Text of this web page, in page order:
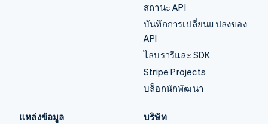
สถานะ API
บันทึกการเปลี่ยนแปลงของ
API
ไลบรารีและ SDK
Stripe Projects
บล็อกนักพัฒนา
แหล่งข้อมูล
บริษัท